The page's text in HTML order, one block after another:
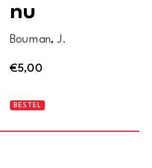
nu
Bouman, J.
€5,00
Dordrecht
BESTEL